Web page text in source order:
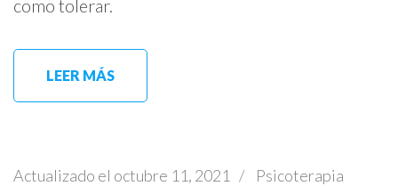
como tolerar.
LEER MÁS
Actualizado el octubre 11, 2021 /
Psicoterapia